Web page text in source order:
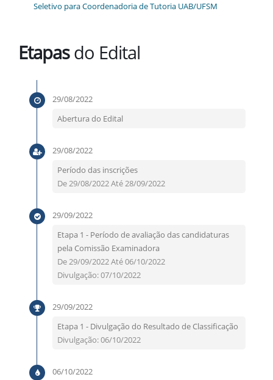
Seletivo para Coordenadoria de Tutoria UAB/UFSM
Etapasdo Edital
29/08/2022
Abertura do Edital
29/08/2022
Período das inscrições
De 29/08/2022 Até 28/09/2022
29/09/2022
Etapa 1 - Período de avaliação das candidaturas
pela Comissão Examinadora
De 29/09/2022 Até 06/10/2022
Divulgação: 07/10/2022
29/09/2022
Etapa 1 - Divulgação do Resultado de Classificação
Divulgação: 06/10/2022
06/10/2022